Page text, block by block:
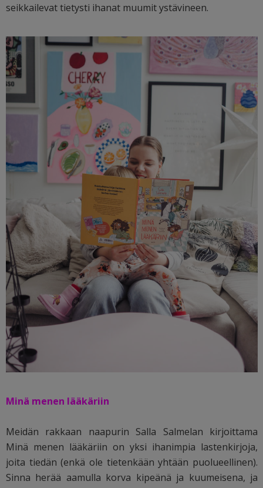
seikkailevat tietysti ihanat muumit ystävineen.
Minä menen lääkäriin
Meidän rakkaan naapurin Salla Salmelan kirjoittama
Minä menen lääkäriin on yksi ihanimpia lastenkirjoja,
joita tiedän (enkä ole tietenkään yhtään puolueellinen).
Sinna herää aamulla korva kipeänä ja kuumeisena, ja